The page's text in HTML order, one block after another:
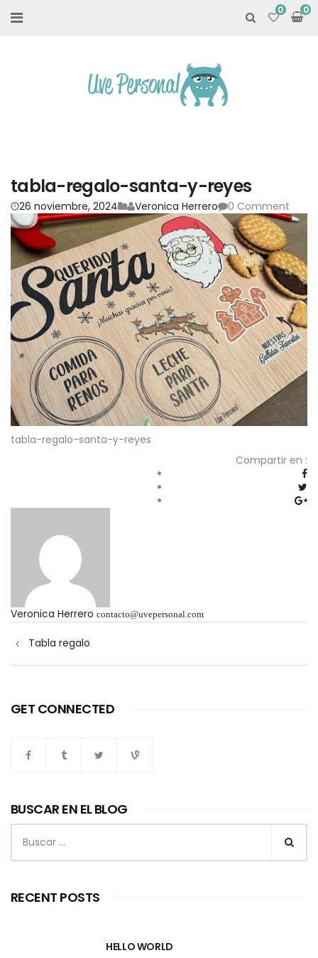
0
tabla-regalo-santa-y-reyes
26 noviembre, 2024 Veronica Herrero 0 Comment
tabla-regalo-santa-y-reyes
Compartir en :
Veronica Herrero contacto@uvepersonal.com
de
entradas
Tabla regalo
GET CONNECTED
BUSCAR EN EL BLOG
Buscar:
RECENT POSTS
HELLO WORLD